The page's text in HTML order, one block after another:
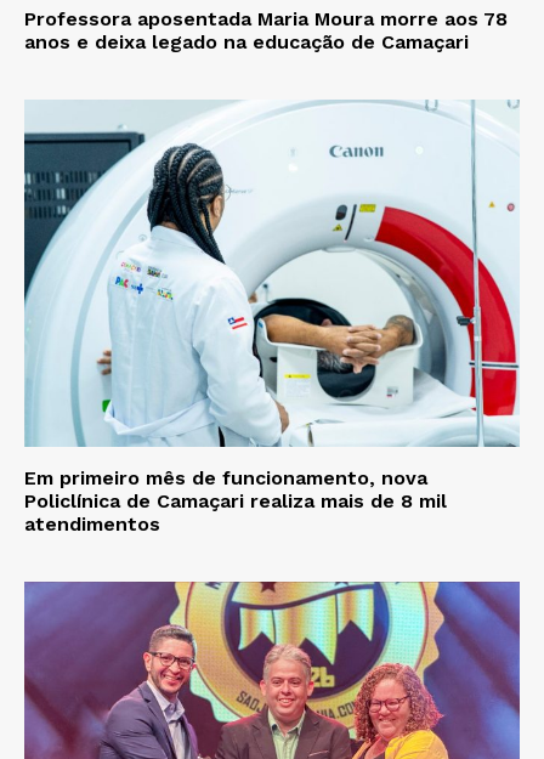
Professora aposentada Maria Moura morre aos 78
anos e deixa legado na educação de Camaçari
Em primeiro mês de funcionamento, nova
Policlínica de Camaçari realiza mais de 8 mil
atendimentos